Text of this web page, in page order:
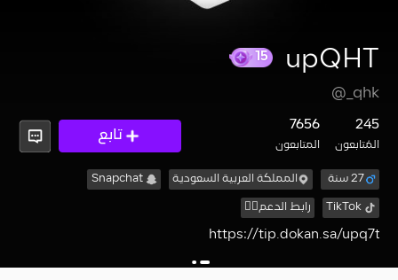
upQHT
@_qhk
245
المُتابعون
7656
المتابعون
تابع
27 سنة المملكة العربية السعودية Snapchat
رابط الدعم👇🏻
https://tip.dokan.sa/upq7t